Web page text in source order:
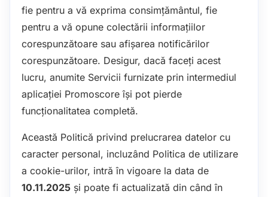
fie pentru a vă exprima consimțământul, fie
pentru a vă opune colectării informațiilor
corespunzătoare sau afișarea notificărilor
corespunzătoare. Desigur, dacă faceți acest
lucru, anumite Servicii furnizate prin intermediul
aplicației Promoscore își pot pierde
funcționalitatea completă.
Această Politică privind prelucrarea datelor cu
caracter personal, incluzând Politica de utilizare
a cookie-urilor, intră în vigoare la data de
10.11.2025 și poate fi actualizată din când în